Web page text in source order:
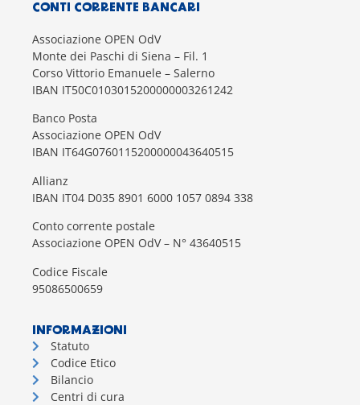
CONTI CORRENTE BANCARI
Associazione OPEN OdV
Monte dei Paschi di Siena – Fil. 1
Corso Vittorio Emanuele – Salerno
IBAN IT50C0103015200000003261242
Banco Posta
Associazione OPEN OdV
IBAN IT64G0760115200000043640515
Allianz
IBAN IT04 D035 8901 6000 1057 0894 338
Conto corrente postale
Associazione OPEN OdV – N° 43640515
Codice Fiscale
95086500659
INFORMAZIONI
Statuto
Codice Etico
Bilancio
Centri di cura